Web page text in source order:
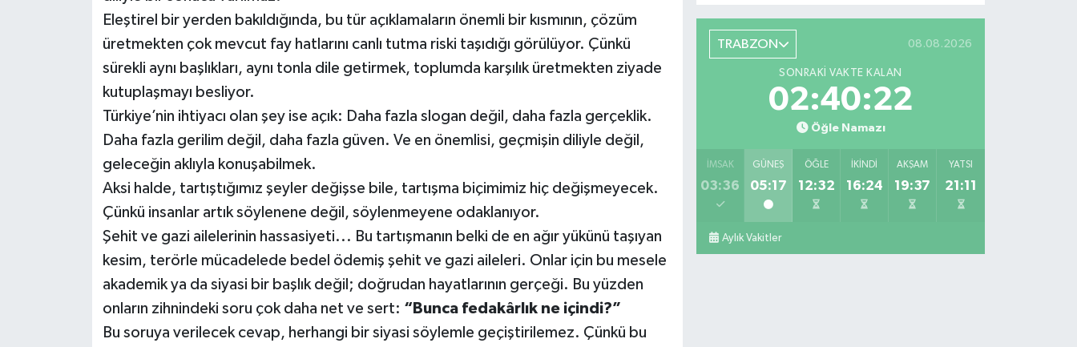
Eleştirel bir yerden bakıldığında, bu tür açıklamaların önemli bir kısmının, çözüm
üretmekten çok mevcut fay hatlarını canlı tutma riski taşıdığı görülüyor. Çünkü
sürekli aynı başlıkları, aynı tonla dile getirmek, toplumda karşılık üretmekten ziyade
kutuplaşmayı besliyor.
Türkiye’nin ihtiyacı olan şey ise açık: Daha fazla slogan değil, daha fazla gerçeklik.
Daha fazla gerilim değil, daha fazla güven. Ve en önemlisi, geçmişin diliyle değil,
geleceğin aklıyla konuşabilmek.
Aksi halde, tartıştığımız şeyler değişse bile, tartışma biçimimiz hiç değişmeyecek.
Çünkü insanlar artık söylenene değil, söylenmeyene odaklanıyor.
Şehit ve gazi ailelerinin hassasiyeti... Bu tartışmanın belki de en ağır yükünü taşıyan
kesim, terörle mücadelede bedel ödemiş şehit ve gazi aileleri. Onlar için bu mesele
akademik ya da siyasi bir başlık değil; doğrudan hayatlarının gerçeği. Bu yüzden
onların zihnindeki soru çok daha net ve sert: “Bunca fedakârlık ne içindi?”
Bu soruya verilecek cevap, herhangi bir siyasi söylemle geçiştirilemez. Çünkü bu
TRABZON 08.08.2026
SONRAKI VAKTE KALAN
02:40:21
Öğle Namazı
İMSAK
03:36
GÜNEŞ
05:17
ÖĞLE
12:32
İKINDI
16:24
AKŞAM
19:37
YATSI
21:11
Aylık Vakitler